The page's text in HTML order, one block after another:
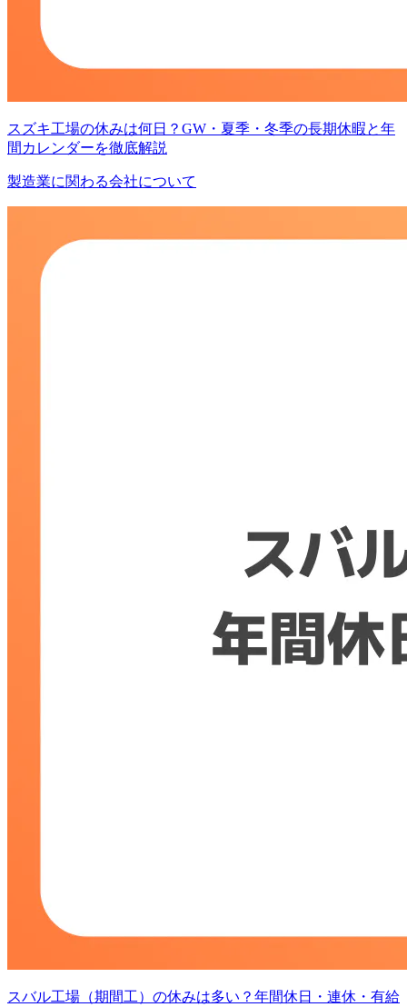
スズキ工場の休みは何日？GW・夏季・冬季の長期休暇と年
間カレンダーを徹底解説
製造業に関わる会社について
スバル工場（期間工）の休みは多い？年間休日・連休・有給